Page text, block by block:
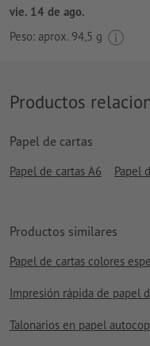
vie. 14 de ago.
Peso: aprox. 94,5 g
Productos
Papel de cartas
Papel de cartas A6 Papel
Productos similares
Papel de cartas colores
Impresión rápida de papel
Talonarios en papel